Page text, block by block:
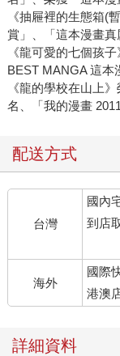
《抽屜裡的生態箱(
賞」、「這本漫畫真
《龍可愛的七個孩
BEST MANGA 這本
《龍的學校在山上
名、「我的漫畫
配送方式
台灣
國內
到店
海外
國際
港澳
詳細資料